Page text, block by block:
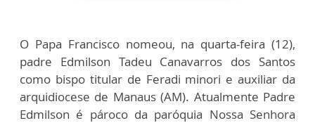
O Papa Francisco nomeou, na quarta-feira (12),
padre Edmilson Tadeu Canavarros dos Santos
como bispo titular de Feradi minori e auxiliar da
arquidiocese de Manaus (AM). Atualmente Padre
Edmilson é pároco da paróquia Nossa Senhora